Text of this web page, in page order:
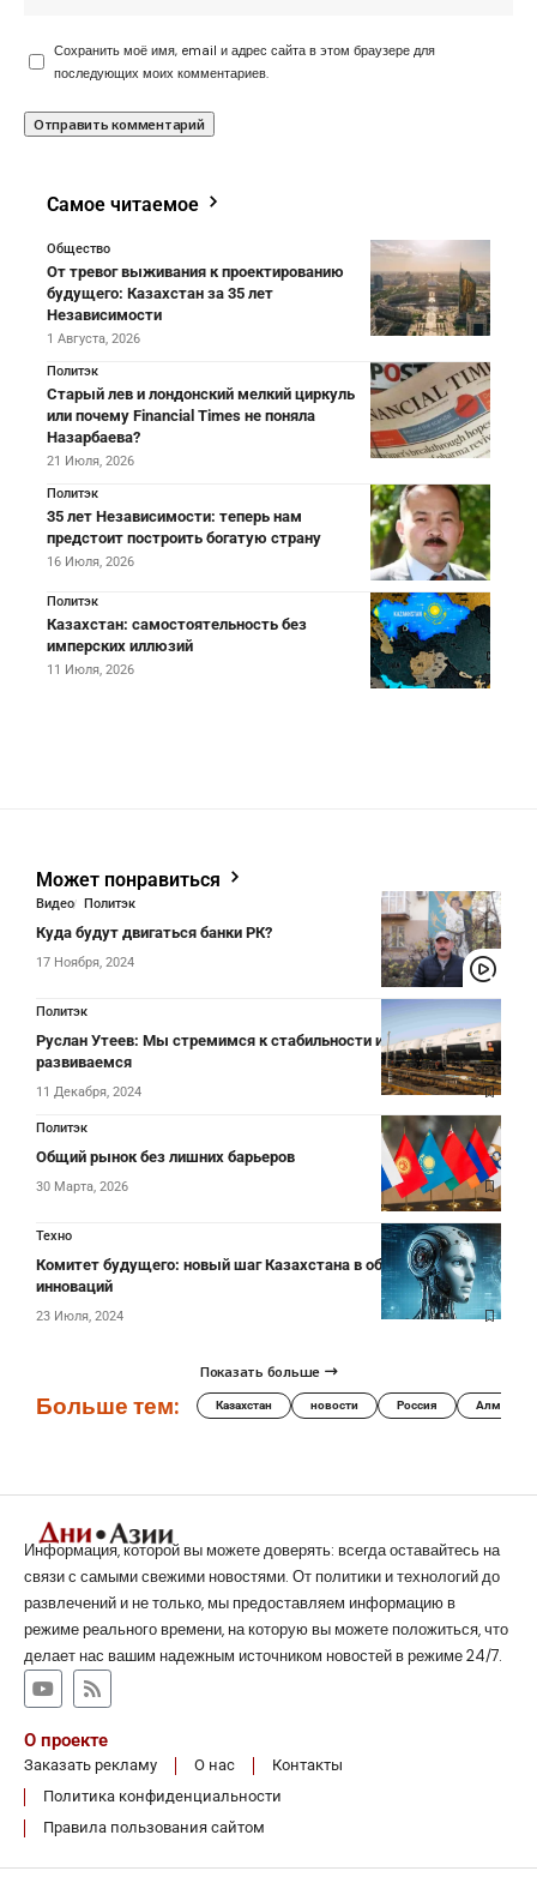
Сохранить моё имя, email и адрес сайта в этом браузере для
последующих моих комментариев.
Самое читаемое
Общество
От тревог выживания к проектированию
будущего: Казахстан за 35 лет
Независимости
1 Августа, 2026
Политэк
Старый лев и лондонский мелкий циркуль
или почему Financial Times не поняла
Назарбаева?
21 Июля, 2026
Политэк
35 лет Независимости: теперь нам
предстоит построить богатую страну
16 Июля, 2026
Политэк
Казахстан: самостоятельность без
имперских иллюзий
11 Июля, 2026
Может понравиться
Видео Политэк
Куда будут двигаться банки РК?
17 Ноября, 2024
Политэк
Руслан Утеев: Мы стремимся к стабильности и уверенно
развиваемся
11 Декабря, 2024
Политэк
Общий рынок без лишних барьеров
30 Марта, 2026
Техно
Комитет будущего: новый шаг Казахстана в области ИИ и
инноваций
23 Июля, 2024
Показать больше
Больше тем: Казахстан новости Россия Алматы
Информация, которой вы можете доверять: всегда оставайтесь на
связи с самыми свежими новостями. От политики и технологий до
развлечений и не только, мы предоставляем информацию в
режиме реального времени, на которую вы можете положиться, что
делает нас вашим надежным источником новостей в режиме 24/7.
О проекте
Заказать рекламу О нас
Контакты
Политика конфиденциальности
Правила пользования сайтом